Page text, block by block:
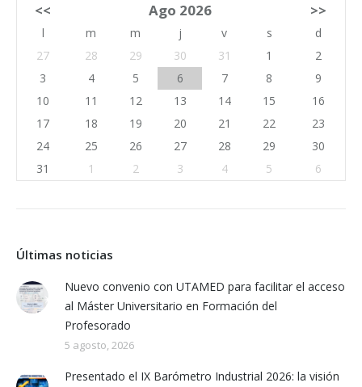
<< Ago 2026 >>
l m m j v s
d
27
28 29 30 31 1
2
3
4 5 6 7 8
9
10
11 12 13 14 15
16
17
18 19 20 21 22
23
24
25 26 27 28 29
30
31
1 2 3 4 5 6
Últimas noticias
Nuevo convenio con UTAMED para facilitar el acceso
al Máster Universitario en Formación del
Profesorado
5 agosto, 2026
Presentado el IX Barómetro Industrial 2026: la visión